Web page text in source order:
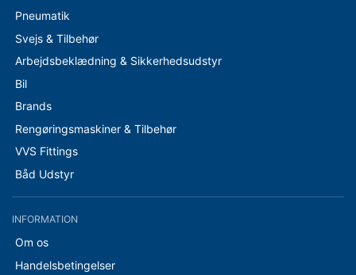
Pneumatik
Svejs & Tilbehør
Arbejdsbeklædning & Sikkerhedsudstyr
Bil
Brands
Rengøringsmaskiner & Tilbehør
VVS Fittings
Båd Udstyr
INFORMATION
Om os
Handelsbetingelser